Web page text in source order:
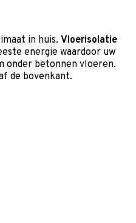
in huis. Vloerisolatie
energie waardoor uw
onder betonnen vloeren.
de bovenkant.